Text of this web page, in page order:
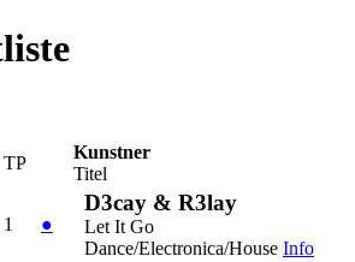
TP
Kunstner
Titel
1 ●
D3cay & R3lay
Let It Go
Dance/Electronica/House Info